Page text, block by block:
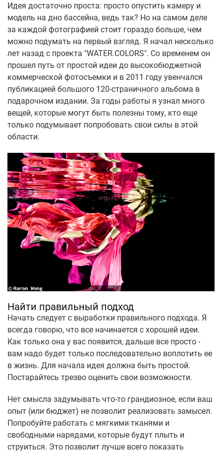
Идея достаточно проста: просто опустить камеру и
модель на дно бассейна, ведь так? Но на самом деле
за каждой фотографией стоит гораздо больше, чем
можно подумать на первый взгляд. Я начал несколько
лет назад с проекта "WATER.COLORS". Со временем он
прошел путь от простой идеи до высокобюджетной
коммерческой фотосъемки и в 2011 году увенчался
публикацией большого 120-страничного альбома в
подарочном издании. За годы работы я узнал много
вещей, которые могут быть полезны тому, кто еще
только подумывает попробовать свои силы в этой
области.
Найти правильный подход
Начать следует с выработки правильного подхода. Я
всегда говорю, что все начинается с хорошей идеи.
Как только она у вас появится, дальше все просто -
вам надо будет только последовательно воплотить ее
в жизнь. Для начала идея должна быть простой.
Постарайтесь трезво оценить свои возможности.
Нет смысла задумывать что-то грандиозное, если ваш
опыт (или бюджет) не позволит реализовать замысел.
Попробуйте работать с мягкими тканями и
свободными нарядами, которые будут плыть и
струиться. Это позволит лучше всего показать